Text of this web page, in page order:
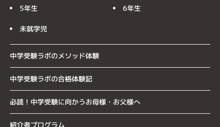
5年生 6年生
未就学児
中学受験ラボのメソッド体験
中学受験ラボの合格体験記
必読！中学受験に向かうお母様・お父様へ
紹介者プログラム